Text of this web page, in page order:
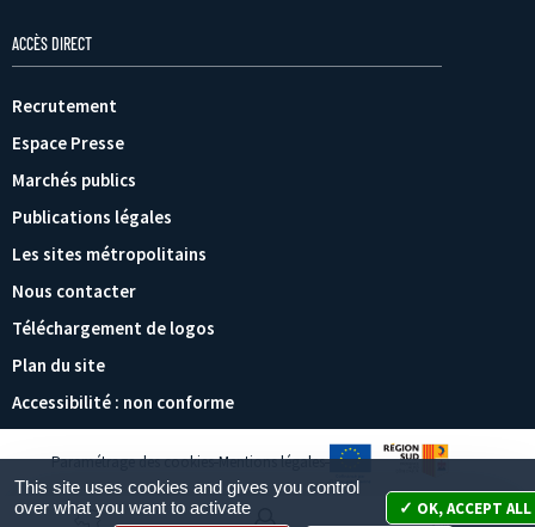
ACCÈS DIRECT
Recrutement
Espace Presse
Marchés publics
Publications légales
Les sites métropolitains
Nous contacter
Téléchargement de logos
Plan du site
Accessibilité : non conforme
Paramétrage des cookies Mentions légales
This site uses cookies and gives you control
over what you want to activate
OK, ACCEPT ALL